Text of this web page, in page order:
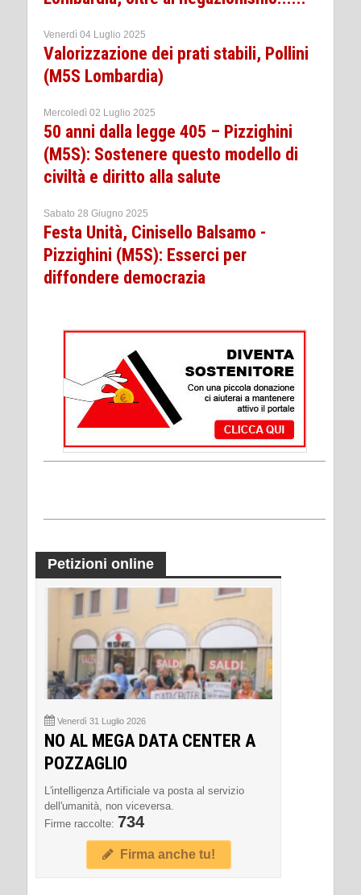
Venerdì 04 Luglio 2025
Valorizzazione dei prati stabili, Pollini
(M5S Lombardia)
Mercoledì 02 Luglio 2025
50 anni dalla legge 405 – Pizzighini
(M5S): Sostenere questo modello di
civiltà e diritto alla salute
Sabato 28 Giugno 2025
Festa Unità, Cinisello Balsamo -
Pizzighini (M5S): Esserci per
diffondere democrazia
Petizioni online
Venerdì 31 Luglio 2026
NO AL MEGA DATA CENTER A
POZZAGLIO
L'intelligenza Artificiale va posta al servizio
dell'umanità, non viceversa.
Firme raccolte: 734
Firma anche tu!